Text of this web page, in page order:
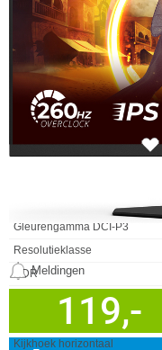
6x
119,-
Meldingen
Backlight type
Paneel Type
Curved
Aantal kleuren
Scherm Diagonaal
Digitale horizontale frequentie
Gleurengamma DCI-P3
Resolutieklasse
HDR
Helderheid
Kijkhoek horizontaal